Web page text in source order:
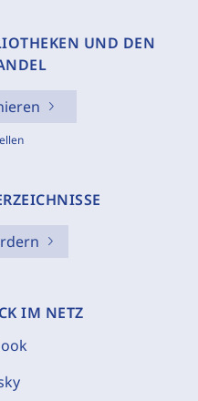
UND DEN
IM NETZ